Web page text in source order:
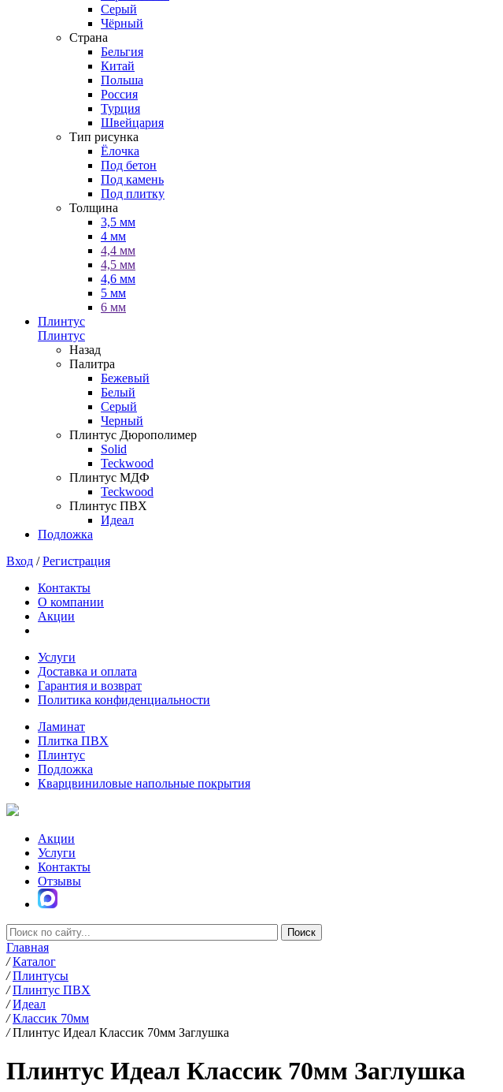
Серый
Чёрный
Страна
Бельгия
Китай
Польша
Россия
Турция
Швейцария
Тип рисунка
Ёлочка
Под бетон
Под камень
Под плитку
Толщина
3,5 мм
4 мм
4,4 мм
4,5 мм
4,6 мм
5 мм
6 мм
Плинтус
Плинтус
Назад
Палитра
Бежевый
Белый
Серый
Черный
Плинтус Дюрополимер
Solid
Teckwood
Плинтус МДФ
Teckwood
Плинтус ПВХ
Идеал
Подложка
Вход /Регистрация
Контакты
О компании
Акции
Услуги
Доставка и оплата
Гарантия и возврат
Политика конфиденциальности
Ламинат
Плитка ПВХ
Плинтус
Подложка
Кварцвиниловые напольные покрытия
Акции
Услуги
Контакты
Отзывы
Главная
/ Каталог
/ Плинтусы
/ Плинтус ПВХ
/ Идеал
/ Классик 70мм
/ Плинтус Идеал Классик 70мм Заглушка
Плинтус Идеал Классик 70мм Заглушка